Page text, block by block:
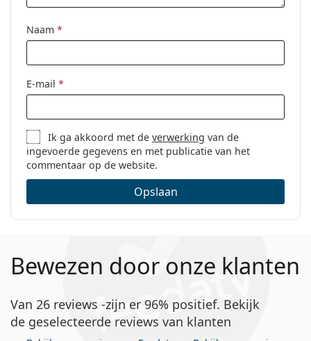
Naam *
E-mail *
Ik ga akkoord met deverwerking van de
ingevoerde gegevens en met publicatie van het
commentaar op de website.
Opslaan
Bewezen door onze klanten
Van 26 reviews -zijn er 96% positief. Bekijk
de geselecteerde reviews van klanten